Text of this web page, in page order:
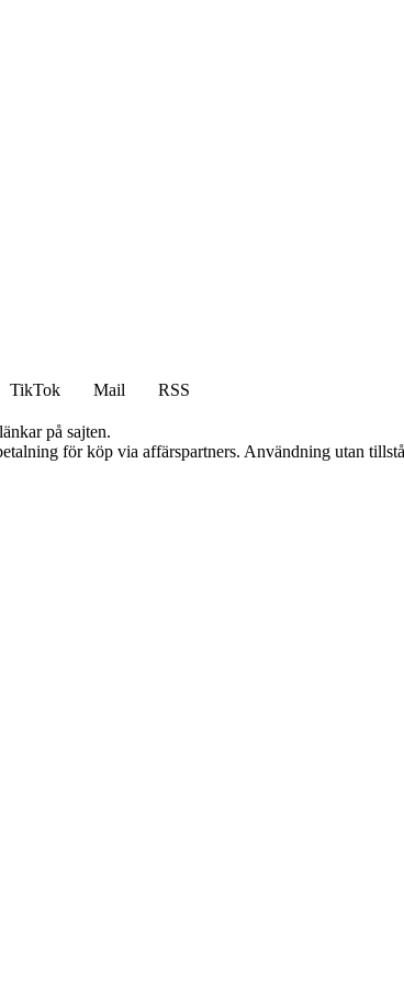
TikTok Mail
RSS
på sajten.
för köp via affärspartners. Användning utan